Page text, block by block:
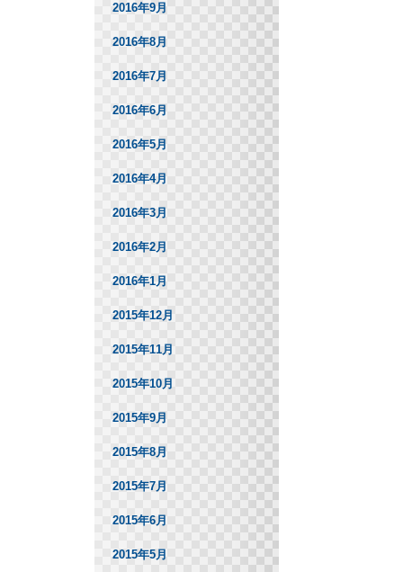
2016年9月
2016年8月
2016年7月
2016年6月
2016年5月
2016年4月
2016年3月
2016年2月
2016年1月
2015年12月
2015年11月
2015年10月
2015年9月
2015年8月
2015年7月
2015年6月
2015年5月